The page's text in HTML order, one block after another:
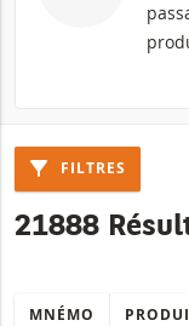
FILTRES
21888
MNÉMO